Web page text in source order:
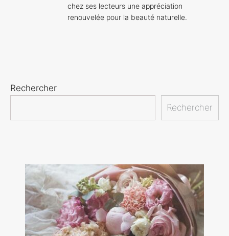
chez ses lecteurs une appréciation
renouvelée pour la beauté naturelle.
Rechercher
Rechercher